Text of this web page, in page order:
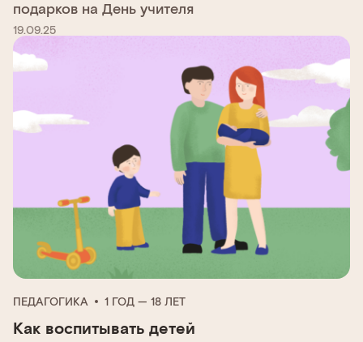
подарков на День учителя
19.09.25
ПЕДАГОГИКА 1 ГОД — 18 ЛЕТ
Как воспитывать детей